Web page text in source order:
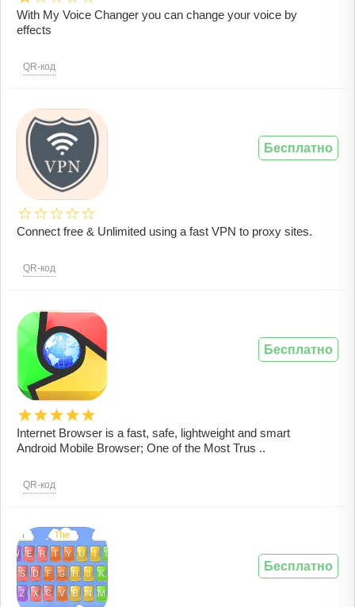
With My Voice Changer you can change your voice by
effects
QR-код
Connect free & Unlimited using a fast VPN to proxy sites.
QR-код
Бесплатно
Internet Browser is a fast, safe, lightweight and smart
Android Mobile Browser; One of the Most Trus ..
QR-код
Бесплатно
Бесплатно